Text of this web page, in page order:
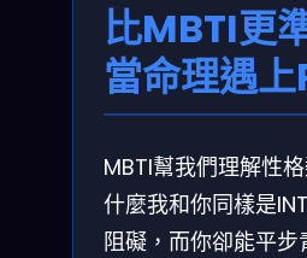
比MBTI更
當命理遇上
MBTI幫我們理解性
什麼我和你同樣是
阻礙，而你卻能平